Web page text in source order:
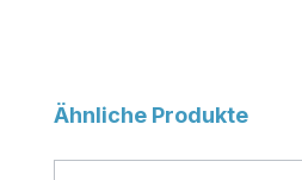
Produktgalerie überspringen
Ähnliche Produkte